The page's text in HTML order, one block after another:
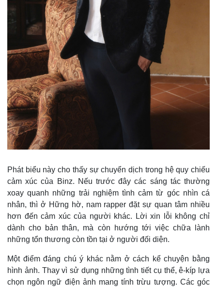
Kinh tế
Bất động sản
Thị trường
Giá vàng
Phát biểu này cho thấy sự chuyển dịch trong hệ quy chiếu
cảm xúc của Binz. Nếu trước đây các sáng tác thường
xoay quanh những trải nghiệm tình cảm từ góc nhìn cá
nhân, thì ở Hững hờ, nam rapper đặt sự quan tâm nhiều
hơn đến cảm xúc của người khác. Lời xin lỗi không chỉ
dành cho bản thân, mà còn hướng tới việc chữa lành
những tổn thương còn tồn tại ở người đối diện.
Một điểm đáng chú ý khác nằm ở cách kể chuyện bằng
hình ảnh. Thay vì sử dụng những tình tiết cụ thể, ê-kíp lựa
chọn ngôn ngữ điện ảnh mang tính trừu tượng. Các góc